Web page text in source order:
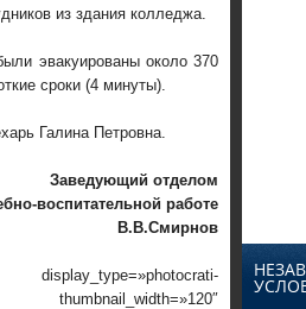
из здания колледжа.
эвакуированы около 370
сроки (4 минуты).
Галина Петровна.
Заведующий отделом
воспитательной работе
В.В.Смирнов
thumbnail_width=»120″